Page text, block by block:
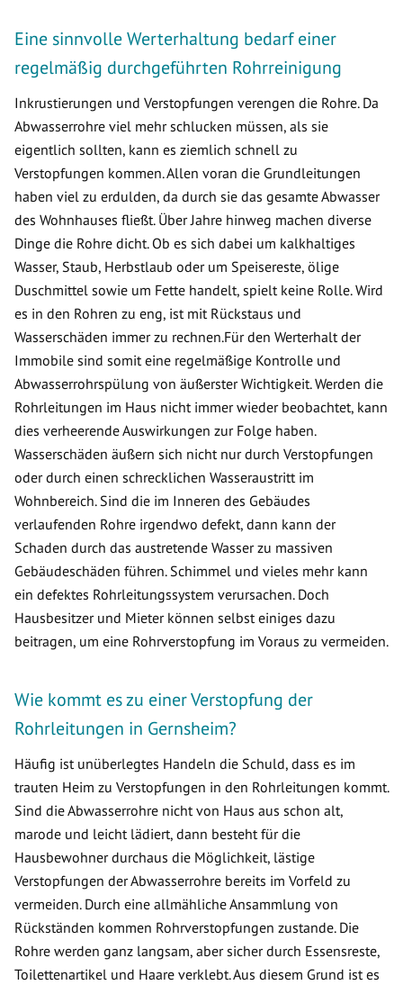
Eine sinnvolle Werterhaltung bedarf einer
regelmäßig durchgeführten Rohrreinigung
Inkrustierungen und Verstopfungen verengen die Rohre. Da
Abwasserrohre viel mehr schlucken müssen, als sie
eigentlich sollten, kann es ziemlich schnell zu
Verstopfungen kommen. Allen voran die Grundleitungen
haben viel zu erdulden, da durch sie das gesamte Abwasser
des Wohnhauses fließt. Über Jahre hinweg machen diverse
Dinge die Rohre dicht. Ob es sich dabei um kalkhaltiges
Wasser, Staub, Herbstlaub oder um Speisereste, ölige
Duschmittel sowie um Fette handelt, spielt keine Rolle. Wird
es in den Rohren zu eng, ist mit Rückstaus und
Wasserschäden immer zu rechnen.Für den Werterhalt der
Immobile sind somit eine regelmäßige Kontrolle und
Abwasserrohrspülung von äußerster Wichtigkeit. Werden die
Rohrleitungen im Haus nicht immer wieder beobachtet, kann
dies verheerende Auswirkungen zur Folge haben.
Wasserschäden äußern sich nicht nur durch Verstopfungen
oder durch einen schrecklichen Wasseraustritt im
Wohnbereich. Sind die im Inneren des Gebäudes
verlaufenden Rohre irgendwo defekt, dann kann der
Schaden durch das austretende Wasser zu massiven
Gebäudeschäden führen. Schimmel und vieles mehr kann
ein defektes Rohrleitungssystem verursachen. Doch
Hausbesitzer und Mieter können selbst einiges dazu
beitragen, um eine Rohrverstopfung im Voraus zu vermeiden.
Wie kommt es zu einer Verstopfung der
Rohrleitungen in Gernsheim?
Häufig ist unüberlegtes Handeln die Schuld, dass es im
trauten Heim zu Verstopfungen in den Rohrleitungen kommt.
Sind die Abwasserrohre nicht von Haus aus schon alt,
marode und leicht lädiert, dann besteht für die
Hausbewohner durchaus die Möglichkeit, lästige
Verstopfungen der Abwasserrohre bereits im Vorfeld zu
vermeiden. Durch eine allmähliche Ansammlung von
Rückständen kommen Rohrverstopfungen zustande. Die
Rohre werden ganz langsam, aber sicher durch Essensreste,
Toilettenartikel und Haare verklebt. Aus diesem Grund ist es